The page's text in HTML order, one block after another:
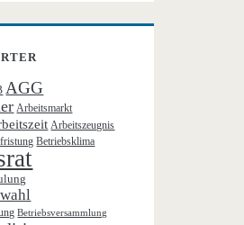
AGG
Arbeitsmarkt
Arbeitszeugnis
Betriebsklima
Betriebsversammlung